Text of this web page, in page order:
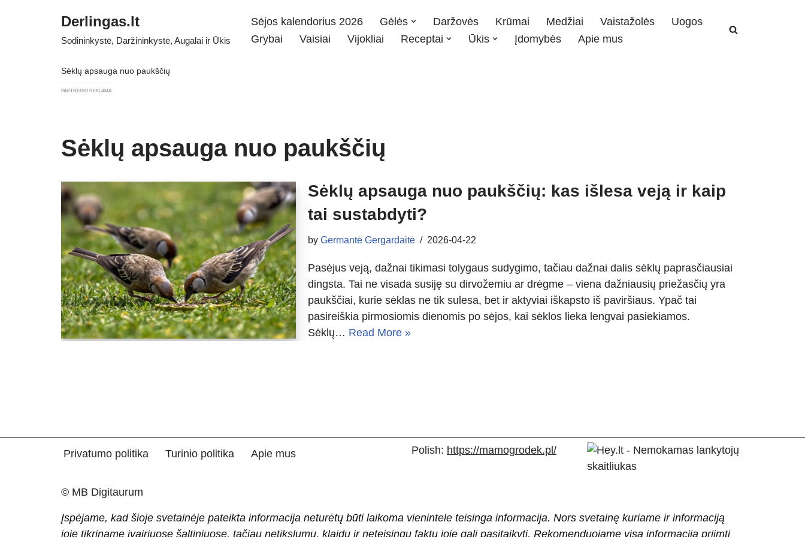
Derlingas.lt
Sodininkystė, Daržininkystė, Augalai ir Ūkis
Sėjos kalendorius 2026 Gėlės Daržovės Krūmai Medžiai Vaistažolės
Uogos
Grybai
Vaisiai Vijokliai Receptai Ūkis Įdomybės Apie mus
Sėklų apsauga nuo paukščių
PARTNERIO REKLAMA
Sėklų apsauga nuo paukščių
Sėklų apsauga nuo paukščių: kas išlesa veją ir kaip
tai sustabdyti?
by Germantė Gergardaitė 2026-04-22
Pasėjus veją, dažnai tikimasi tolygaus sudygimo, tačiau dažnai dalis sėklų paprasčiausiai
dingsta. Tai ne visada susiję su dirvožemiu ar drėgme – viena dažniausių priežasčių yra
paukščiai, kurie sėklas ne tik sulesa, bet ir aktyviai iškapsto iš paviršiaus. Ypač tai
pasireiškia pirmosiomis dienomis po sėjos, kai sėklos lieka lengvai pasiekiamos.
Sėklų… Read More »
Privatumo politika Turinio politika Apie mus Polish: https://mamogrodek.pl/
© MB Digitaurum
Įspėjame, kad šioje svetainėje pateikta informacija neturėtų būti laikoma vienintele teisinga informacija. Nors svetainę kuriame ir informaciją
joje tikriname įvairiuose šaltiniuose, tačiau netikslumų, klaidų ir neteisingų faktų joje gali pasitaikyti. Rekomenduojame visą informaciją priimti